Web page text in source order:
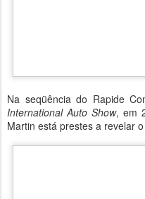
Na seqüência do Rapide
International Auto Show, em
Martin está prestes a revelar